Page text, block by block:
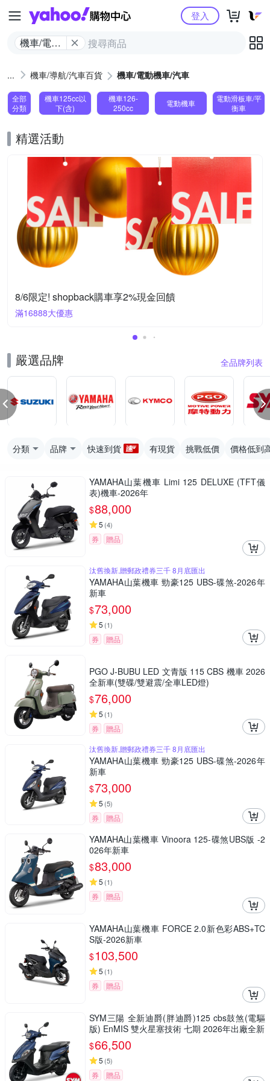
Yahoo購物中心
機車/電動
登入
機車/導航/汽車百貨 機車/電動機車/汽車
全部
分類
機車125cc以
下(含)
機車126-
250cc
電動機車
電動滑板車/平
衡車
精選活動
8/6限定! shopback購車享2%現金回饋
滿16888大優惠
嚴選品牌 全品牌列表
分類 品牌 快速到貨 有現貨 挑戰低價 價格低到
YAMAHA山葉機車 Limi 125 DELUXE (TFT儀
表)機車-2026年
$88,000
5 (4)
券 贈品
汰舊換新,贈郵政禮券三千 8月底匯出
YAMAHA山葉機車 勁豪125 UBS-碟煞-2026年
新車
$73,000
5 (1)
券 贈品
PGO J-BUBU LED 文青版 115 CBS 機車 2026
全新車(雙碟/雙避震/全車LED燈)
$76,000
5 (1)
券
贈品
汰舊換新,贈郵政禮券三千 8月底匯出
YAMAHA山葉機車 勁豪125 UBS-碟煞-2026年
新車
$73,000
5 (5)
券 贈品
YAMAHA山葉機車 Vinoora 125-碟煞UBS版 -2
026年新車
$83,000
5 (1)
券 贈品
YAMAHA山葉機車 FORCE 2.0新色彩ABS+TC
S版-2026新車
$103,500
5 (1)
券 贈品
SYM三陽 全新迪爵(胖迪爵)125 cbs鼓煞(電驅
版) EnMIS 雙火星塞技術 七期 2026年出廠全新
$66,500
5 (5)
券 贈品